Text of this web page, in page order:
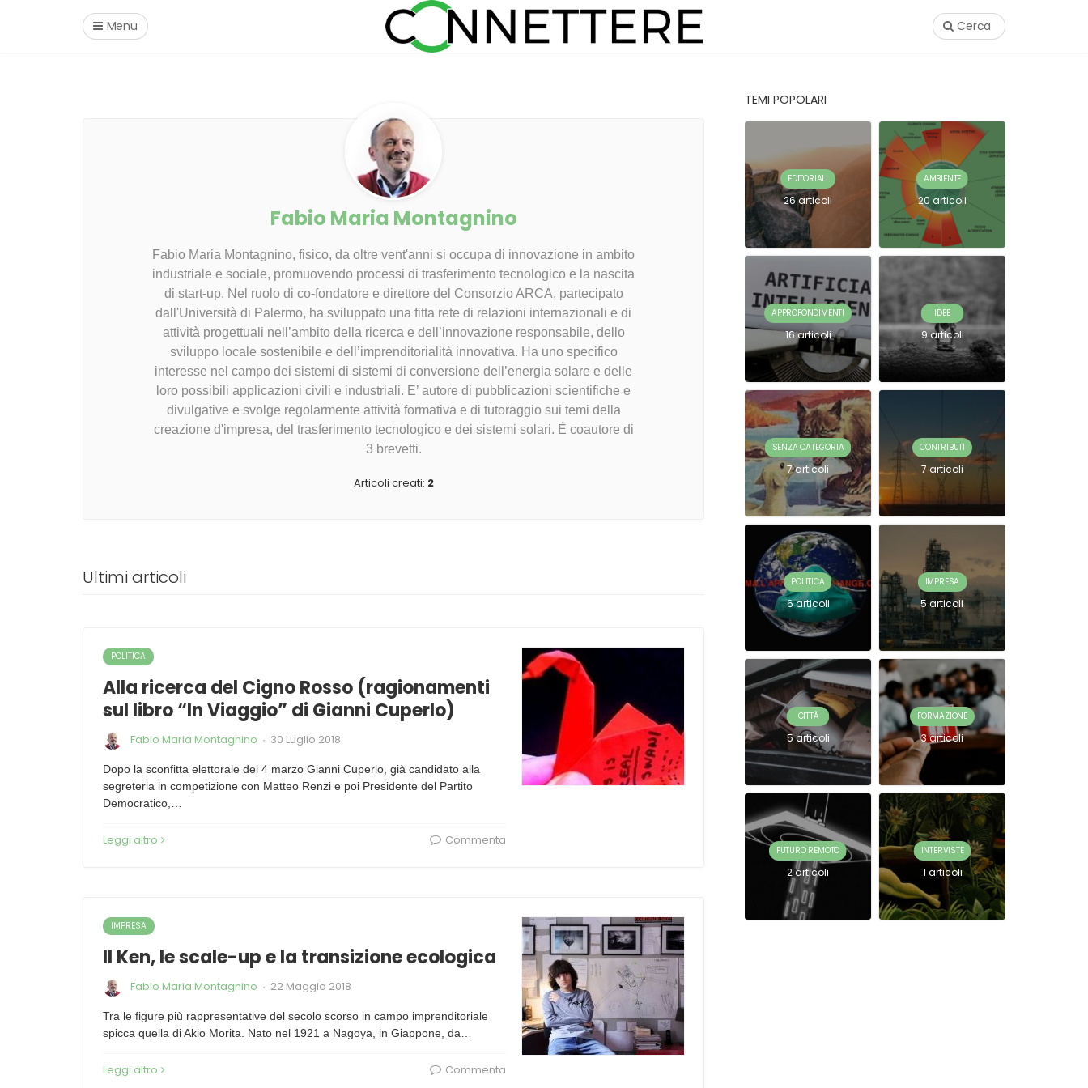
Menu Cerca
Fabio Maria Montagnino
Fabio Maria Montagnino, fisico, da oltre vent'anni si occupa di innovazione in ambito
industriale e sociale, promuovendo processi di trasferimento tecnologico e la nascita
di start-up. Nel ruolo di co-fondatore e direttore del Consorzio ARCA, partecipato
dall'Università di Palermo, ha sviluppato una fitta rete di relazioni internazionali e di
attività progettuali nell’ambito della ricerca e dell’innovazione responsabile, dello
sviluppo locale sostenibile e dell’imprenditorialità innovativa. Ha uno specifico
interesse nel campo dei sistemi di sistemi di conversione dell’energia solare e delle
loro possibili applicazioni civili e industriali. E’ autore di pubblicazioni scientifiche e
divulgative e svolge regolarmente attività formativa e di tutoraggio sui temi della
creazione d'impresa, del trasferimento tecnologico e dei sistemi solari. É coautore di
3 brevetti.
Articoli creati: 2
Ultimi articoli
POLITICA
Alla ricerca del Cigno Rosso (ragionamenti
sul libro “In Viaggio” di Gianni Cuperlo)
Fabio Maria Montagnino · 30 Luglio 2018
Dopo la sconfitta elettorale del 4 marzo Gianni Cuperlo, già candidato alla
segreteria in competizione con Matteo Renzi e poi Presidente del Partito
Democratico,…
Leggi altro Commenta
IMPRESA
Il Ken, le scale-up e la transizione ecologica
Fabio Maria Montagnino · 22 Maggio 2018
Tra le figure più rappresentative del secolo scorso in campo imprenditoriale
spicca quella di Akio Morita. Nato nel 1921 a Nagoya, in Giappone, da…
Leggi altro Commenta
TEMI POPOLARI
EDITORIALI
26 articoli
AMBIENTE
20 articoli
APPROFONDIMENTI
16 articoli
IDEE
9 articoli
SENZA CATEGORIA
7 articoli
CONTRIBUTI
7 articoli
POLITICA
6 articoli
IMPRESA
5 articoli
CITTÀ
5 articoli
FORMAZIONE
3 articoli
FUTURO REMOTO
2 articoli
INTERVISTE
1 articoli